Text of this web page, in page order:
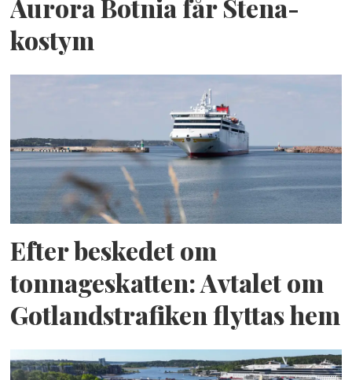
Aurora Botnia får Stena-
kostym
Efter beskedet om
tonnageskatten: Avtalet om
Gotlandstrafiken flyttas hem